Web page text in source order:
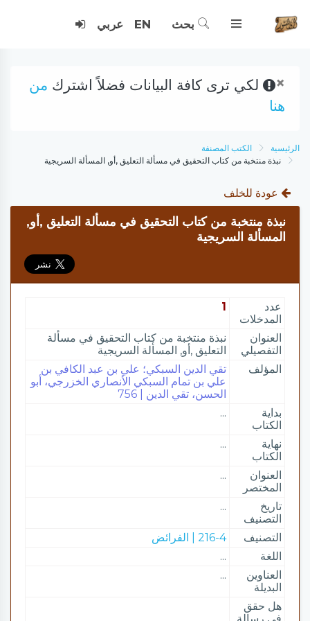
بحث EN عربي
× لكي ترى كافة البيانات فضلاً اشترك من
هنا
الرئيسية
الكتب المصنفة
نبذة منتخبة من كتاب التحقيق في مسألة التعليق ,أو, المسألة السريجية
عودة للخلف
نبذة منتخبة من كتاب التحقيق في مسألة التعليق ,أو,
المسألة السريجية
عدد
المدخلات
1
العنوان
التفصيلي
نبذة منتخبة من كتاب التحقيق في مسألة
التعليق ,أو, المسألة السريجية
المؤلف
تقي الدين السبكي؛ علي بن عبد الكافي بن
علي بن تمام السبكي الأنصاري الخزرجي، أبو
الحسن، تقي الدين | 756
بداية
الكتاب
...
نهاية
الكتاب
...
العنوان
المختصر
...
تاريخ
التصنيف
...
التصنيف
216-4 | الفرائض
اللغة
...
العناوين
البديلة
...
هل حقق